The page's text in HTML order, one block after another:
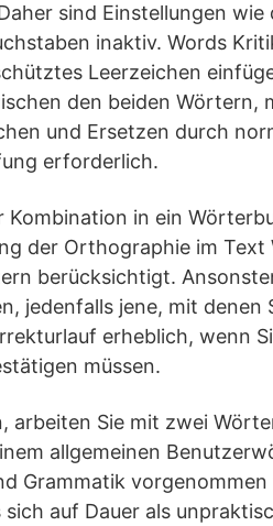
sind Einstellungen wie
inaktiv. Words
Leerzeichen
den beiden Wörtern,
und Ersetzen durch
erforderlich.
Kombination in ein
der Orthographie im
berücksichtigt.
jedenfalls jene, mit denen
erheblich, wenn
müssen.
arbeiten Sie mit zwei
allgemeinen
Grammatik
auf Dauer als